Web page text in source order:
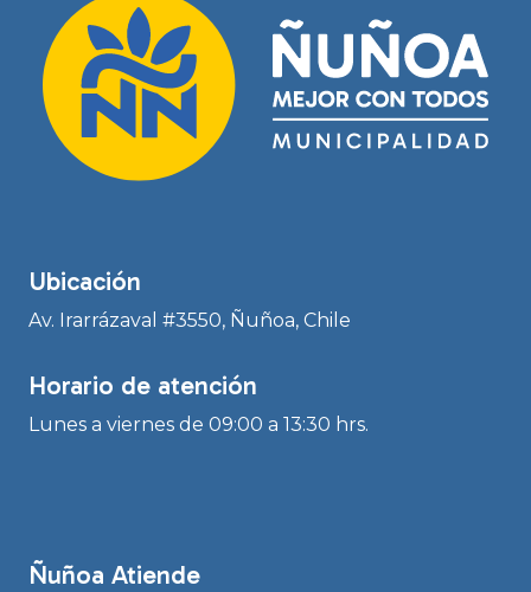
Ubicación
Av. Irarrázaval #3550, Ñuñoa, Chile
Horario de atención
Lunes a viernes de 09:00 a 13:30 hrs.
Ñuñoa Atiende